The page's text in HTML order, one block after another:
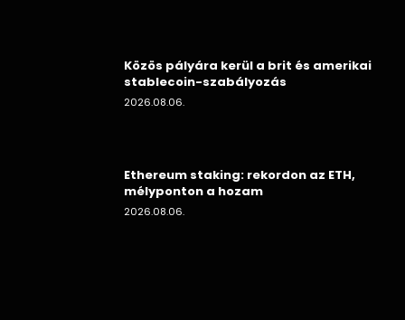
Közös pályára kerül a brit és amerikai
stablecoin-szabályozás
2026.08.06.
Ethereum staking: rekordon az ETH,
mélyponton a hozam
2026.08.06.